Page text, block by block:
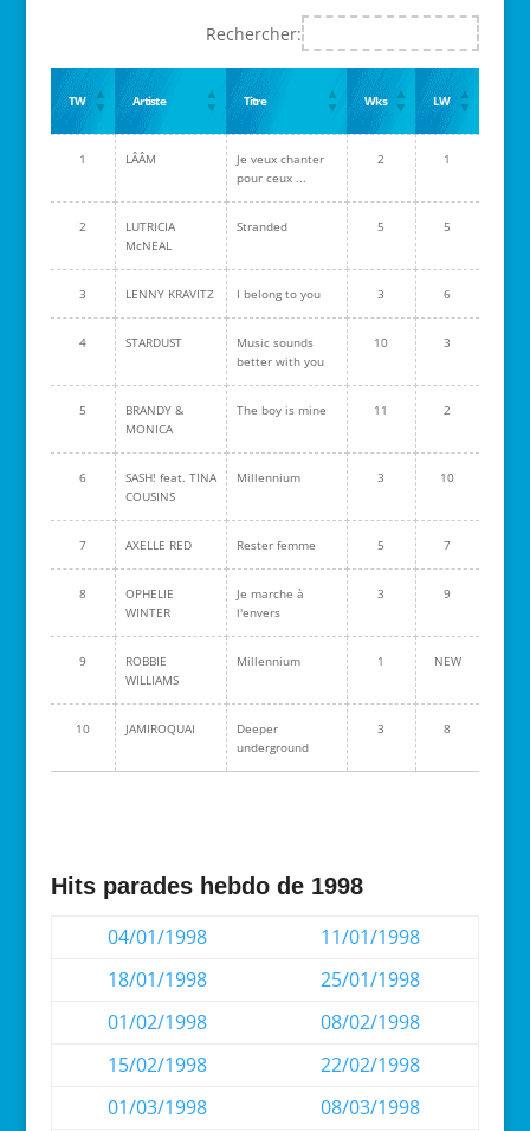
Rechercher:
TW Artiste Titre Wks LW
1 LÂÂM
Je veux chanter
pour ceux ...
2 1
2
LUTRICIA
McNEAL
Stranded 5 5
3 LENNY KRAVITZ I belong to you 3 6
4 STARDUST
Music sounds
better with you
10 3
5
BRANDY &
MONICA
The boy is mine 11 2
6
SASH! feat. TINA
COUSINS
Millennium 3 10
7 AXELLE RED Rester femme 5 7
8
OPHELIE
WINTER
Je marche à
l'envers
3 9
9
ROBBIE
WILLIAMS
Millennium 1 NEW
10 JAMIROQUAI
Deeper
underground
3 8
Hits parades hebdo de 1998
04/01/1998
11/01/1998
18/01/1998
25/01/1998
01/02/1998
08/02/1998
15/02/1998
22/02/1998
01/03/1998
08/03/1998